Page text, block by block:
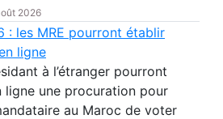
2026
: les MRE pourront établir
ligne
à l’étranger pourront
une procuration pour
au Maroc de voter